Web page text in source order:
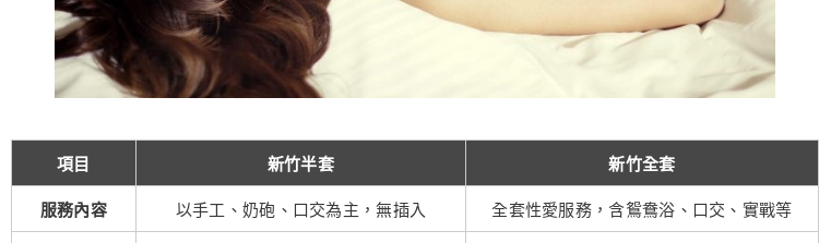
項目 新竹半套 新竹全套
服務內容 以手工、奶砲、口交為主，無插入 全套性愛服務，含鴛鴦浴、口交、實戰等